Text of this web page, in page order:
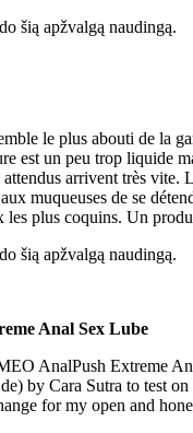
šią apžvalgą naudingą.
le plus abouti de la
est un peu trop liquide
arrivent très vite.
muqueuses de se
les plus coquins. Un
šią apžvalgą naudingą.
Anal Sex Lube
AnalPush Extreme
by Cara Sutra to test
for my open and